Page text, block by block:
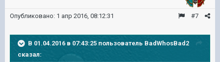
#7
Опубликовано: 1 апр 2016, 08:12:31
В 01.04.2016 в 07:43:25 пользователь BadWhosBad2
сказал: